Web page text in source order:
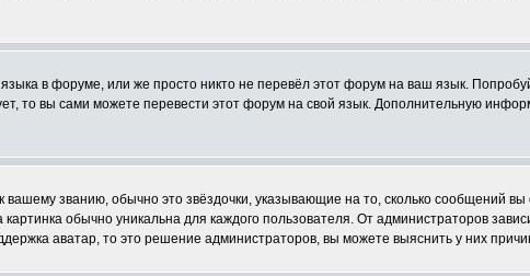
в форуме, или же просто никто не перевёл этот форум на ваш язык.
то вы сами можете перевести этот форум на свой язык. Дополнительную
вашему званию, обычно это звёздочки, указывающие на то, сколько сообщений
обычно уникальна для каждого пользователя. От администраторов
аватар, то это решение администраторов, вы можете выяснить у них